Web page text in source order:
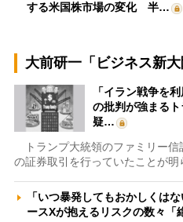
する米国株市場の変化 半…
大前研一「ビジネス新
「イラン戦争を
の批判が強まる
疑…
トランプ大統領のファミリー信
の証券取引を行っていたことが
「いつ暴発してもおかしくは
ースXが抱えるリスクの数々「